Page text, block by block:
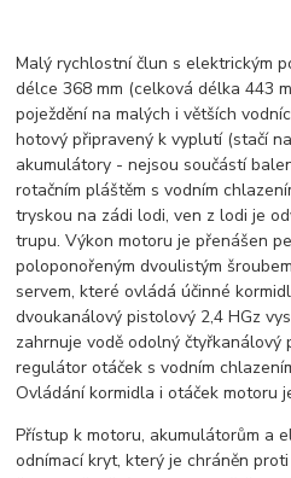
Malý rychlostní člun s elektrickým
délce 368 mm (celková délka 443
poježdění na malých i větších
hotový připravený k vyplutí (stačí
akumulátory - nejsou součástí
rotačním pláštěm s vodním
tryskou na zádi lodi, ven z lodi je
trupu. Výkon motoru je přenášen
poloponořeným dvoulistým
servem, které ovládá účinné
dvoukanálový pistolový 2,4 HGz
zahrnuje vodě odolný čtyřkanálový
regulátor otáček s vodním
Ovládání kormidla i otáček motoru
Přístup k motoru, akumulátorům a
odnímací kryt, který je chráněn